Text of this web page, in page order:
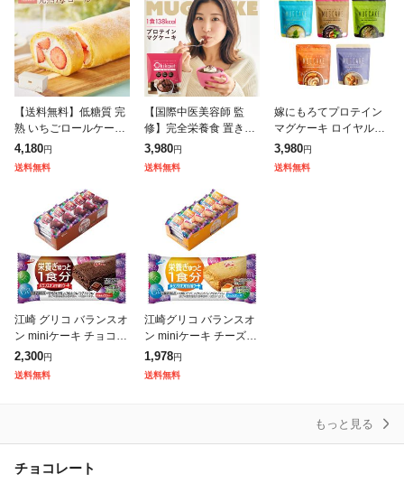
【送料無料】低糖質 完
熟 いちごロールケーキ
ダイエット 糖質制限 バ
ースデー 誕生日 ロカボ
4,180円
送料無料
【国際中医美容師 監
修】完全栄養食 置き換
えダイエット 完全食 ダ
イエット プロテインマ
ン オキカエット
3,980円
送料無料
嫁にもろてプロテイン
マグケーキ ロイヤルミ
ルクティー チョコ 塩キ
ャラメル 抹茶 レモンチ
3,980円
送料無料
江崎 グリコ バランスオ
ン miniケーキ チョコブ
ラウニー 20個入り 栄養
補助食品 ケーキバー ビ
2,300円
送料無料
江崎グリコ バランスオ
ン miniケーキ チーズケ
ーキ 20個入り 栄養補助
食品 ケーキバー ビタミ
1,978円
送料無料
もっと見る
チョコレート